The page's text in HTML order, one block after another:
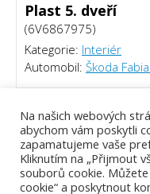
Plast 5. dveří
(6V6867975)
Kategorie: Interiér
Automobil: Škoda Fabia
300 Kč
Na našich webových
abychom vám poskytli
zapamatujeme vaše
Kliknutím na „Přijmout
souborů cookie.
cookie“ a poskytnout